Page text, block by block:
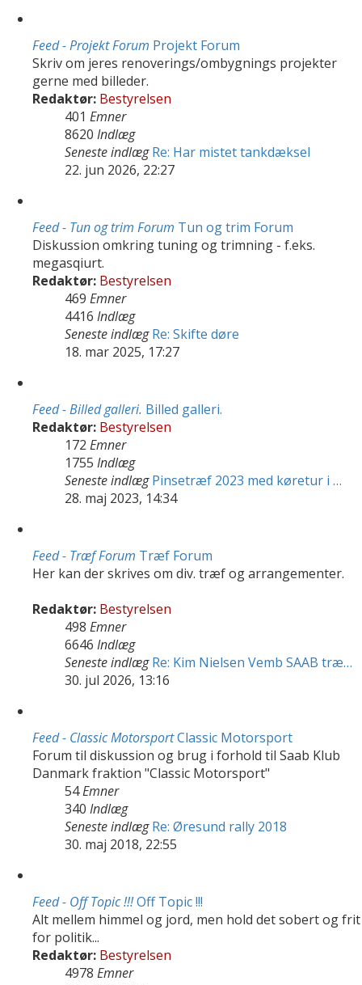
Feed - Projekt Forum Projekt Forum
Skriv om jeres renoverings/ombygnings projekter
gerne med billeder.
Redaktør: Bestyrelsen
401 Emner
8620 Indlæg
Seneste indlæg Re: Har mistet tankdæksel
22. jun 2026, 22:27
Feed - Tun og trim Forum Tun og trim Forum
Diskussion omkring tuning og trimning - f.eks.
megasqiurt.
Redaktør: Bestyrelsen
469 Emner
4416 Indlæg
Seneste indlæg Re: Skifte døre
18. mar 2025, 17:27
Feed - Billed galleri. Billed galleri.
Redaktør: Bestyrelsen
172 Emner
1755 Indlæg
Seneste indlæg Pinsetræf 2023 med køretur i …
28. maj 2023, 14:34
Feed - Træf Forum Træf Forum
Her kan der skrives om div. træf og arrangementer.
Redaktør: Bestyrelsen
498 Emner
6646 Indlæg
Seneste indlæg Re: Kim Nielsen Vemb SAAB træ…
30. jul 2026, 13:16
Feed - Classic MotorsportClassic Motorsport
Forum til diskussion og brug i forhold til Saab Klub
Danmark fraktion "Classic Motorsport"
54Emner
340 Indlæg
Seneste indlæg Re: Øresund rally 2018
30. maj 2018, 22:55
Feed - Off Topic !!!Off Topic !!!
Alt mellem himmel og jord, men hold det sobert og frit
for politik...
Redaktør: Bestyrelsen
4978 Emner